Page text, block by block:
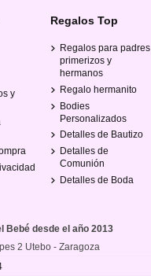
y
Regalos Top
Regalos para padres
primerizos y
hermanos
Regalo hermanito
Bodies
Personalizados
Detalles de Bautizo
Detalles de
Comunión
Detalles de Boda
Bebé desde el año 2013
2 Utebo - Zaragoza